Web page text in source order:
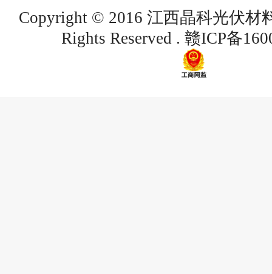
Copyright © 2016 江西晶科光伏材
Rights Reserved . 赣ICP备